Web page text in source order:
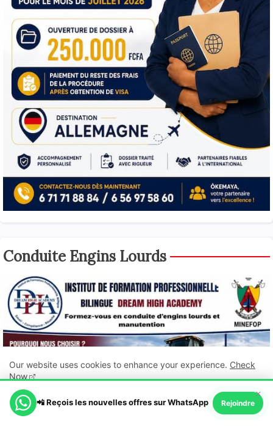
Conduite Engins Lourds
Our website uses cookies to enhance your experience. Check
Now
Ok, Go it!
×
📲 Reçois les nouvelles offres sur WhatsApp Rejoindre